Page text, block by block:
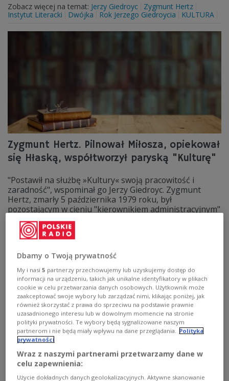
Zobacz więcej na temat: Jerzy Giedroyc
Zygmunt Hertz
Instytut Literacki
Dwójka Rok Jerzego Giedroycia KULTURA
Zygmunt Hertz. Pilnował Miłosza, opiekował
się Hłaską, współtworzył paryską "Kulturę"
"Postawił na służbę »Kultury« swoją pracowitość i
zaradność", wspominał go Jerzy Giedroyc. Zygmunt
Hertz, zmarły 5 października 1979 roku, był
pozostającym w cieniu "kierownikiem administracyjnym"
Instytutu Literackiego w Paryżu, a przy tym: osobą
szczególnego usposobienia i życiowej pasji.
Zobacz więcej na temat:
Paryska "Kultura"
Czesław Miłosz
II wojna światowa
literatura
Dbamy o Twoją prywatność
My i nasi5 partnerzy przechowujemy lub uzyskujemy dostęp do
informacji na urządzeniu, takich jak unikalne identyfikatory w plikach
cookie w celu przetwarzania danych osobowych. Użytkownik może
zaakceptować swoje wybory lub zarządzać nimi, klikając poniżej, jak
również skorzystać z prawa do sprzeciwu na podstawie prawnie
uzasadnionego interesu lub w dowolnym momencie na stronie
polityki prywatności. Te wybory będą sygnalizowane naszym
partnerom i nie będą miały wpływu na dane przeglądania.
Polityka
prywatności
Wraz z naszymi partnerami przetwarzamy dane w
celu zapewnienia:
Użycie dokładnych danych geolokalizacyjnych. Aktywne skanowanie